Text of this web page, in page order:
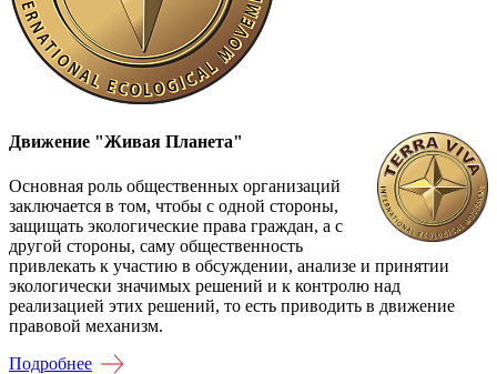
Движение "Живая Планета"
Основная роль общественных организаций
заключается в том, чтобы с одной стороны,
защищать экологические права граждан, а с
другой стороны, саму общественность
привлекать к участию в обсуждении, анализе и принятии
экологически значимых решений и к контролю над
реализацией этих решений, то есть приводить в движение
правовой механизм.
Подробнее